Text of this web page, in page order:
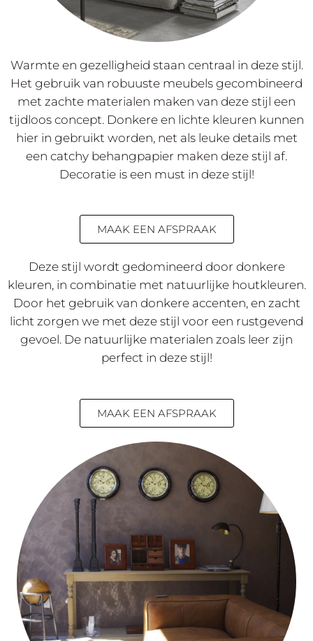
LANDELIJKE STIJL
Warmte en gezelligheid staan centraal in deze stijl.
Het gebruik van robuuste meubels gecombineerd
met zachte materialen maken van deze stijl een
tijdloos concept. Donkere en lichte kleuren kunnen
hier in gebruikt worden, net als leuke details met
een catchy behangpapier maken deze stijl af.
Decoratie is een must in deze stijl!
MAAK EEN AFSPRAAK
​Deze stijl wordt gedomineerd door donkere
kleuren, in combinatie met natuurlijke houtkleuren.
Door het gebruik van donkere accenten, en zacht
licht zorgen we met deze stijl voor een rustgevend
gevoel. De natuurlijke materialen zoals leer zijn
perfect in deze stijl!
MAAK EEN AFSPRAAK